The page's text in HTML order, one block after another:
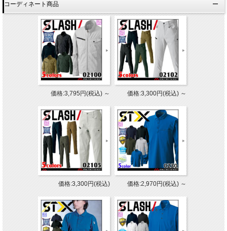
コーディネート商品
価格:3,795円(税込)～ 価格:3,300円(税込)～
価格:3,300円(税込) 価格:2,970円(税込)～